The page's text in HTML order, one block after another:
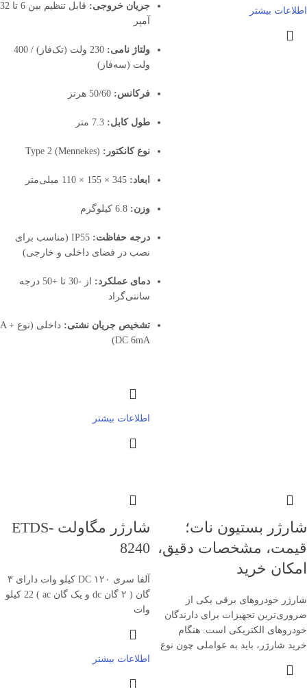
اطلاعات بیشتر جریان خروجی:
قابل تنظیم بین 6 تا 32
آمپر
ولتاژ نامی:
230 ولت (تک‌فاز) / 400
ولت (سه‌فاز)
فرکانس: 50/60 هرتز
طول کابل: 7.3 متر
نوع کانکتور: Type 2 (Mennekes)
ابعاد: 345 × 155 × 110 میلی‌متر
وزن: 6.8 کیلوگرم
درجه حفاظت:
IP55 (مناسب برای
نصب در فضای داخلی و خارجی)
دمای عملکرد:
از -30 تا +50 درجه
سانتی‌گراد
تشخیص جریان نشتی:
داخلی (نوع A +
DC 6mA)
اطلاعات بیشتر
شارژر بستیون نات؛
قیمت، مشخصات دقیق،
امکان خرید
شارژر خودروهای برقی یکی از
ضروری‌ترین تجهیزات برای دارندگان
خودروهای الکتریکی است. هنگام
خرید شارژر، باید به عواملی چون نوع
شارژر مگاولت ETDS-
8240
آلفا سری DC ۱۲۰ کیلو وات دارای ۳
گان ( ۲ گان dc و یک گان ac ) 22 کیلو
وات
اطلاعات بیشتر